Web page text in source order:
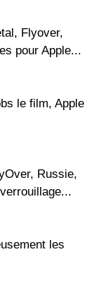
Flyover,
pour Apple...
le film, Apple
Russie,
les